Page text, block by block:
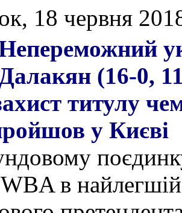
18 червня
(16-0,
титулу
у Києві
в